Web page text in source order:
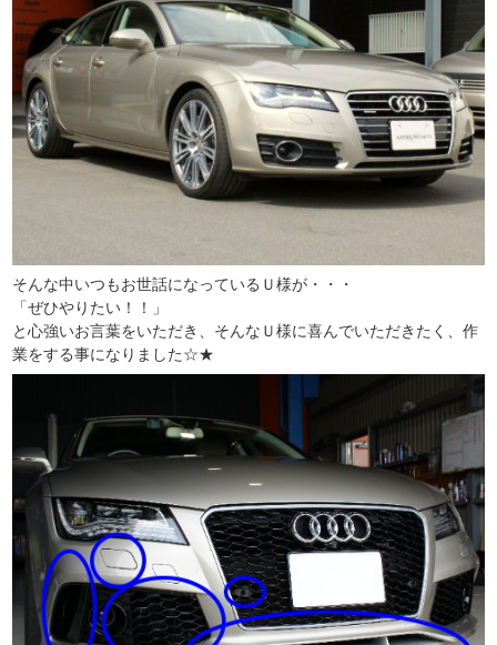
そんな中いつもお世話になっているＵ様が・・・
「ぜひやりたい！！」
と心強いお言葉をいただき、そんなＵ様に喜んでいただきたく、作
業をする事になりました☆★